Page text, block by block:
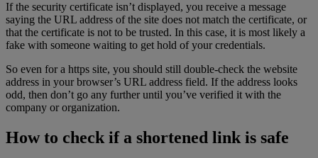
If the security certificate isn’t displayed, you receive a message
saying the URL address of the site does not match the certificate, or
that the certificate is not to be trusted. In this case, it is most likely a
fake with someone waiting to get hold of your credentials.
So even for a https site, you should still double-check the website
address in your browser’s URL address field. If the address looks
odd, then don’t go any further until you’ve verified it with the
company or organization.
How to check if a shortened link is safe